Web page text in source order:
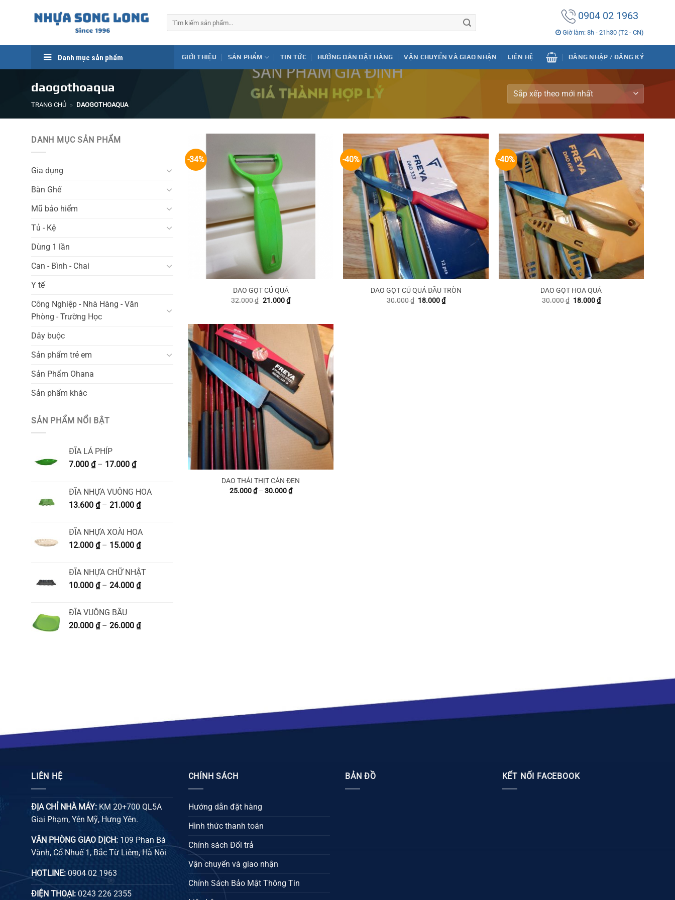
0904 02 1963
Giờ làm: 8h - 21h30 (T2 - CN)
Danh mục sản phẩm GIỚI THIỆU SẢN PHẨM TIN TỨC HƯỚNG DẪN ĐẶT HÀNG VẬN CHUYỂN VÀ GIAO NHẬN LIÊN HỆ ĐĂNG NHẬP / ĐĂNG KÝ
daogothoaqua
TRANG CHỦ » DAOGOTHOAQUA
DANH MỤC SẢN PHẨM
Gia dụng
Bàn Ghế
Mũ bảo hiểm
Tủ - Kệ
Dùng 1 lần
Can - Bình - Chai
Y tế
Công Nghiệp - Nhà Hàng - Văn
Phòng - Trường Học
Dây buộc
Sản phẩm trẻ em
Sản Phẩm Ohana
Sản phẩm khác
SẢN PHẨM NỔI BẬT
ĐĨA LÁ PHÍP
7.000 ₫ – 17.000 ₫Khoảng
7.000 ₫
đến
ĐĨA NHỰA VUÔNG HOA
13.600 ₫ – 21.000 ₫Khoảng
13.600 ₫
đến
ĐĨA NHỰA XOÀI HOA
12.000 ₫ – 15.000 ₫Khoảng
12.000 ₫
đến
ĐĨA NHỰA CHỮ NHẬT
10.000 ₫ – 24.000 ₫Khoảng
đến
ĐĨA VUÔNG BẦU
20.000 ₫ – 26.000 ₫Khoảng
-34%
DAO GỌT CỦ QUẢ
32.000₫ Giá
21.000₫Giá
21.000 ₫.
-40%
DAO GỌT CỦ QUẢ ĐẦU TRÒN
30.000₫ Giá
18.000₫Giá
-40%
DAO GỌT HOA QUẢ
30.000₫ Giá
18.000₫Giá
DAO THÁI THỊT CÁN ĐEN
25.000₫ – 30.000₫Khoảng
LIÊN HỆ
ĐỊA CHỈ NHÀ MÁY: KM 20+700 QL5A
Giai Phạm, Yên Mỹ, Hưng Yên.
VĂN PHÒNG GIAO DỊCH: 109 Phan Bá
Vành, Cổ Nhuế 1, Bắc Từ Liêm, Hà Nội
HOTLINE:0904 02 1963
ĐIỆN THOẠI: 0243 226 2355
CHÍNH SÁCH
Hướng dẫn đặt hàng
Hình thức thanh toán
Chính sách Đổi trả
Vận chuyển và giao nhận
Chính Sách Bảo Mật Thông Tin
BẢN ĐỒ KẾT NỐI FACEBOOK